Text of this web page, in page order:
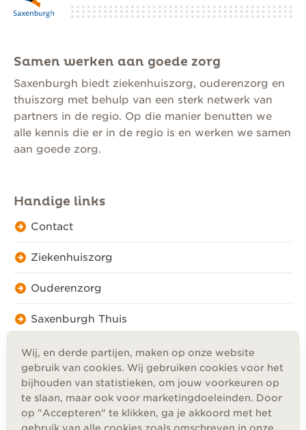
Wij, en derde partijen, maken op onze website
gebruik van cookies. Wij gebruiken cookies voor het
bijhouden van statistieken, om jouw voorkeuren op
te slaan, maar ook voor marketingdoeleinden. Door
op "Accepteren" te klikken, ga je akkoord met het
Samen werken aan goede zorg
Saxenburgh biedt ziekenhuiszorg, ouderenzorg en
thuiszorg met behulp van een sterk netwerk van
partners in de regio. Op die manier benutten we
alle kennis die er in de regio is en werken we samen
aan goede zorg.
Handige links
Contact
Ziekenhuiszorg
Ouderenzorg
Saxenburgh Thuis
Privacy
Cookies